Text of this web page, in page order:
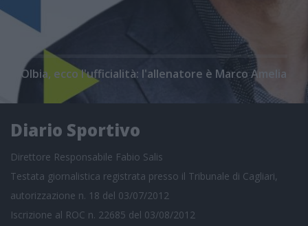
Olbia, ecco l'ufficialità: l'allenatore è Marco Amelia
Diario Sportivo
Direttore Responsabile Fabio Salis
Testata giornalistica registrata presso il Tribunale di Cagliari,
autorizzazione n. 18 del 03/07/2012
Iscrizione al ROC n. 22685 del 03/08/2012